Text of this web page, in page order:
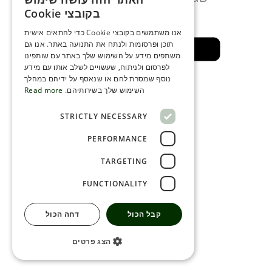
חזרה לאזור בטוח
ENGLISH
SERBIA
HEBREW
RUSSIAN
SERBIAN-2
בקובצי Cookie
אנו משתמשים בקובצי Cookie כדי להתאים אישית
תוכן ופרסומות ולנתח את התנועה באתר. אנו גם
משתפים מידע על השימוש שלך באתר עם שותפינו
לפרסום ולניתוח, שעשויים לשלב אותו עם מידע
נוסף שמסרת להם או שנאסף על ידיהם במהלך
השימוש שלך בשירותיהם. Read more
STRICTLY NECESSARY
PERFORMANCE
TARGETING
FUNCTIONALITY
קבל הכול דחה הכול
הצג פרטים